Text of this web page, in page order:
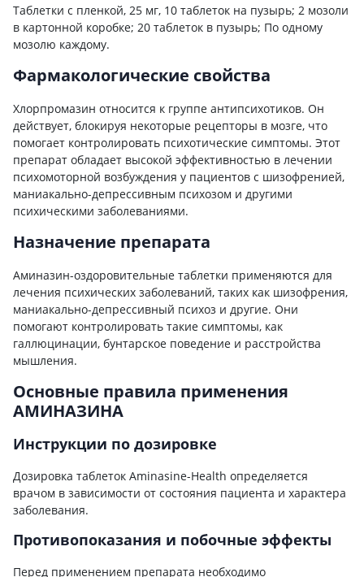
Таблетки с пленкой, 25 мг, 10 таблеток на пузырь; 2 мозоли
в картонной коробке; 20 таблеток в пузырь; По одному
мозолю каждому.
Фармакологические свойства
Хлорпромазин относится к группе антипсихотиков. Он
действует, блокируя некоторые рецепторы в мозге, что
помогает контролировать психотические симптомы. Этот
препарат обладает высокой эффективностью в лечении
психомоторной возбуждения у пациентов с шизофренией,
маниакально-депрессивным психозом и другими
психическими заболеваниями.
Назначение препарата
Аминазин-оздоровительные таблетки применяются для
лечения психических заболеваний, таких как шизофрения,
маниакально-депрессивный психоз и другие. Они
помогают контролировать такие симптомы, как
галлюцинации, бунтарское поведение и расстройства
мышления.
Основные правила применения
АМИНАЗИНА
Инструкции по дозировке
Дозировка таблеток Aminasine-Health определяется
врачом в зависимости от состояния пациента и характера
заболевания.
Противопоказания и побочные эффекты
Перед применением препарата необходимо